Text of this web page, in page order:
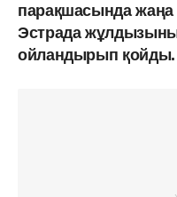
парақшасында
Эстрада
ойландырып қойды.